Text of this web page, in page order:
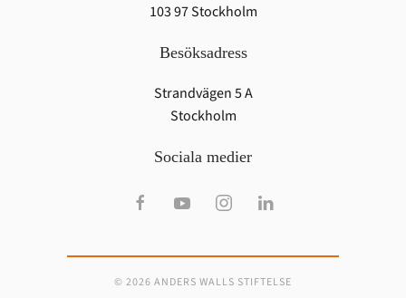
Besöksadress
Strandvägen 5 A
Stockholm
103 97 Stockholm
Sociala medier
© 2026 ANDERS WALLS STIFTELSE